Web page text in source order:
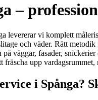
–
levererar vi komplett
och väder. Rätt
väggar, fasader,
fräscha upp
i Spånga?